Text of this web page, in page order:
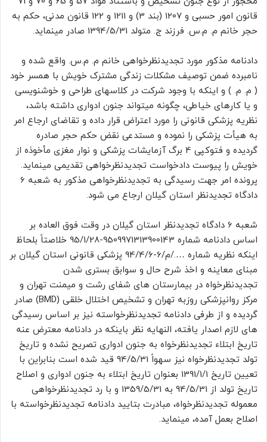
قانون امور حسبی و 1207 (بند 3) و 1211 و 122 قانون مدنی، حکم به
حجر خانم م. م.س. فرزند ج. متولد 1394/5/31 صادر مینماید.
دادنامه مذکور مورد تجدیدنظرخواهی خانم م. م.س. واقع شده و
نامبرده ضمن توصیف مشکلات زندگی مشترک خویش با همسر خود
( م. م. ) و اینکه با وجود شرکت در کلاسهای طراحی و خوشنویسی
و یا کارهای خیاطی، چگونه میتواند جنون ادواری داشته باشد،
نظریه پزشکی قانونی را مورد اعتراض قرار داده و تقاضای ارجاع امر
به هیأت پزشکی را نموده و مستدعی نقض حکم حجر صادره
گردیده و فتوکپی 4 برگ آزمایشات پزشکی و نوار مغزی مأخوذه از
خویش را پیوست دادخواست تجدیدنظرخواهی تقدیمی مینماید.
پرونده امر جهت رسیدگی به تجدیدنظرخواهی مذکور به شعبه 6
دادگاه تجدیدنظر استان گیلان ارجاع می شود.
شعبه 6 دادگاه تجدیدنظر استان گیلان در وقت فوق العاده بر
اساس دادنامه شماره 9509971313900143-95/1/28 خلاصتاً بلحاظ
اینکه نظریه شماره …./م/6-94/4/6 پزشکی قانونی استان گیلان بر
مبنای معاینه و اخذ شرح حال و سوابق بستری شدن
تجدیدنظرخواه در بیمارستان های شفای رشت و میمنت تهران و
مرکز روانپزشکی روزبه تهران و تشخیص اختلال خلقی (BMD) صادر
گردیده و از طرفی دادنامه تجدیدنظرخواسته نیز بر اساس رسیدگی
های لازم اصدار یافته، النهایه نظر باینکه در دادنامه معترض عنه
تاریخ ابتلاء تجدیدنظرخواه به جنون ادواری تصریح نشده و تاریخ
تولد تجدیدنظرخواه نیز سهواً 94/5/31 قید شده است بنابراین با
تعیین تاریخ 1391/1/1 بعنوان تاریخ ابتلاء به جنون ادواری و اصلاح
تاریخ تولد از 94/5/31 به 1359/5/31 و با رد تجدیدنظرخواهی
معموله تجدیدنظرخواه، مبادرت بتایید دادنامه تجدیدنظرخواسته با
اصلاح بعمل آمده، مینماید.